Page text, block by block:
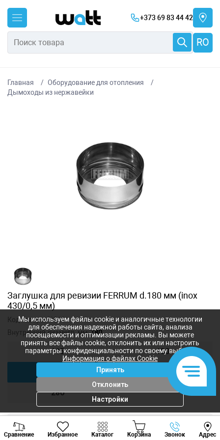
+373 69 83 44 42
RO
Главная
Оборудование для отопления
Дымоходы из нержавейки
Заглушка для ревизии FERRUM d.180 мм (inox
430/0,5 мм)
Код товара:f1311
Внутренний диаметр, мм:180
115 130
280
221
Сравнение Избранное Каталог Корзина Звонок Адрес
Viber Whatsapp
Мы используем файлы cookie и аналогичные технологии
для обеспечения надежной работы сайта, анализа
посещаемости и оптимизации рекламы. Вы можете
принять все файлы cookie, отклонить их или настроить
параметры конфиденциальности по своему выбору.
Информация о файлах Cookie
Принять
Отклонить
Настройки